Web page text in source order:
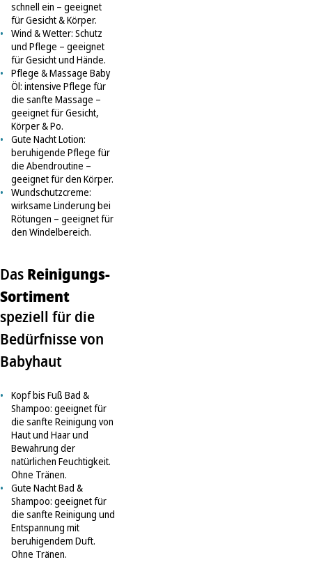
schnell ein – geeignet
für Gesicht & Körper.
Wind & Wetter: Schutz
und Pflege – geeignet
für Gesicht und Hände.
Pflege & Massage Baby
Öl: intensive Pflege für
die sanfte Massage –
geeignet für Gesicht,
Körper & Po.
Gute Nacht Lotion:
beruhigende Pflege für
die Abendroutine –
geeignet für den Körper.
Wundschutzcreme:
wirksame Linderung bei
Rötungen – geeignet für
den Windelbereich.
DasReinigungs-
Sortiment
speziell für die
Bedürfnisse von
Babyhaut
Kopf bis Fuß Bad &
Shampoo: geeignet für
die sanfte Reinigung von
Haut und Haar und
Bewahrung der
natürlichen Feuchtigkeit.
Ohne Tränen.
Gute Nacht Bad &
Shampoo: geeignet für
die sanfte Reinigung und
Entspannung mit
beruhigendem Duft.
Ohne Tränen.